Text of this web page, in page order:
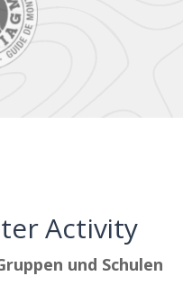
Activity
und Schulen